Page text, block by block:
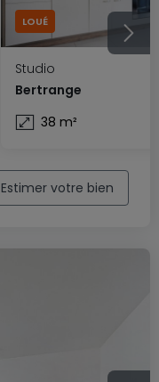
LOUÉ
Studio
Bertrange
38 m²
Estimer votre bien